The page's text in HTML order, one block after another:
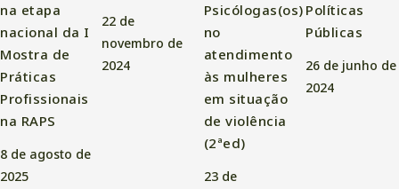
na etapa
nacional da I
Mostra de
Práticas
Profissionais
na RAPS
8 de agosto de
2025
22 de
novembro de
2024
Psicólogas(os)
no
atendimento
às mulheres
em situação
de violência
(2ªed)
23 de
Políticas
Públicas
26 de junho de
2024